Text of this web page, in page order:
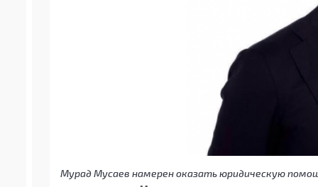
Мурад Мусаев намерен оказать юридическую